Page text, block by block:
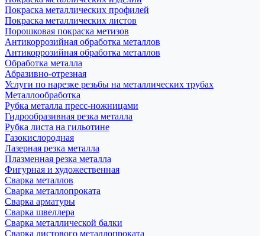
Покраска металлических профилей
Покраска металлических листов
Порошковая покраска метизов
Антикоррозийная обработка металлов
Антикоррозийная обработка металлов
Обработка металла
Абразивно-отрезная
Услуги по нарезке резьбы на металлических трубах
Металлообработка
Рубка металла пресс-ножницами
Гидрообразивная резка металла
Рубка листа на гильотине
Газокислородная
Лазерная резка металла
Плазменная резка металла
Фигурная и художественная
Сварка металлов
Сварка металлопроката
Сварка арматуры
Сварка швеллера
Сварка металлической балки
Сварка листового металлопроката